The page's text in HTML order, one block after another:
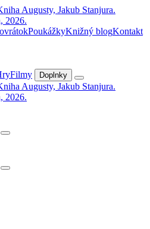
PoukážkyKnižný blogKontakt
Filmy Doplnky